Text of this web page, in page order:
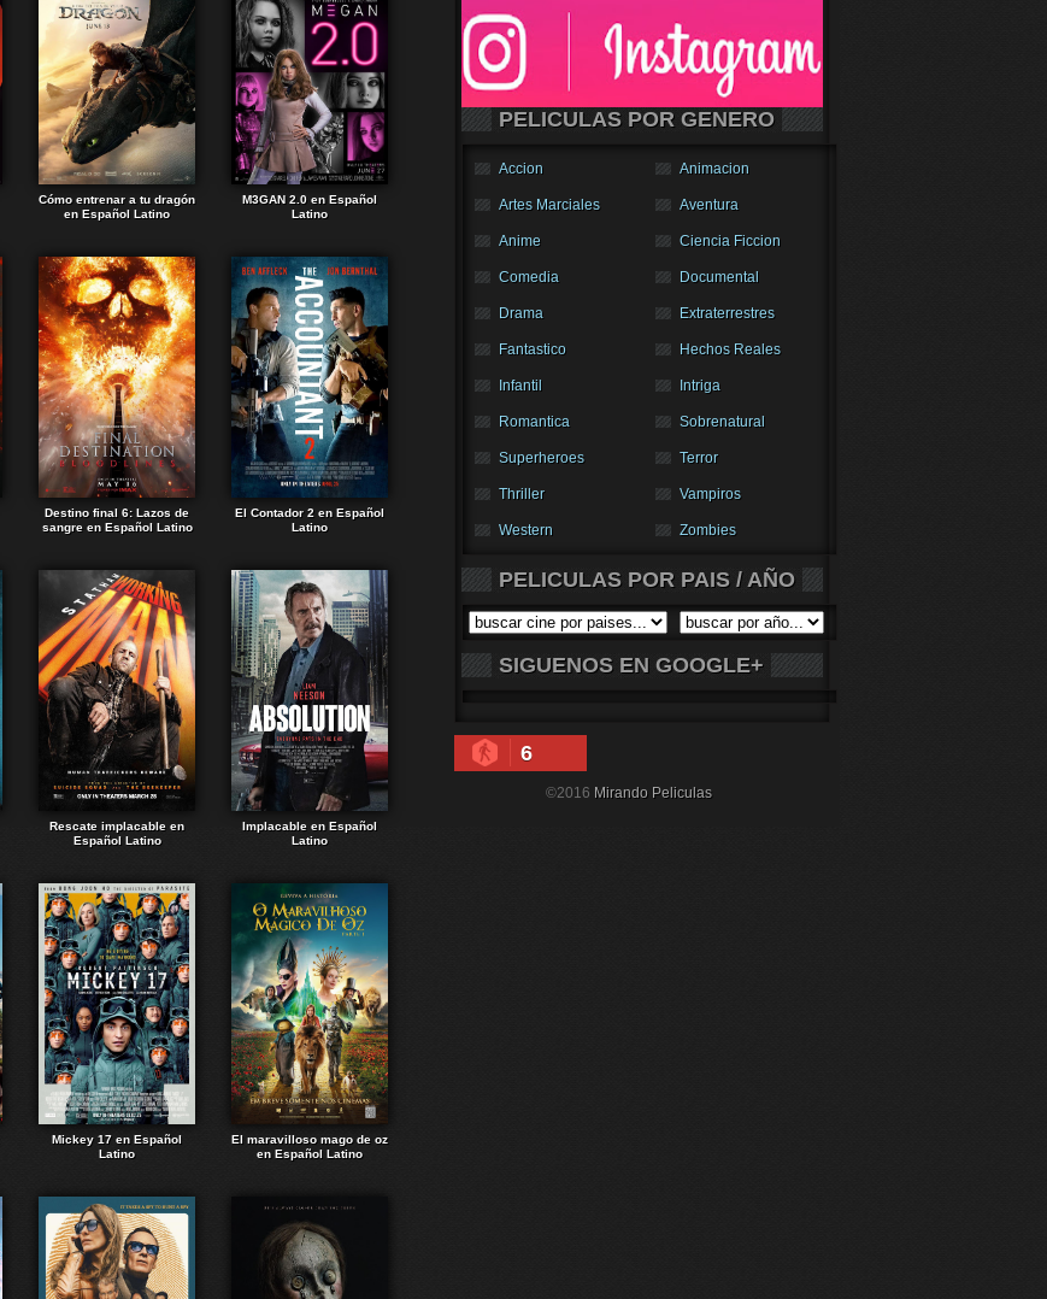
Cómo entrenar a tu dragón
en Español Latino
M3GAN 2.0 en Español
Latino
Destino final 6: Lazos de
sangre en Español Latino
El Contador 2 en Español
Latino
Rescate implacable en
Español Latino
Implacable en Español
Latino
Mickey 17 en Español
Latino
El maravilloso mago de oz
en Español Latino
PELICULAS POR GENERO
Accion Animacion
Artes Marciales Aventura
Anime Ciencia Ficcion
Comedia Documental
Drama Extraterrestres
Fantastico Hechos Reales
Infantil Intriga
Romantica Sobrenatural
Superheroes Terror
Thriller Vampiros
Western Zombies
PELICULAS POR PAIS / AÑO
SIGUENOS EN GOOGLE+
6
©2016 Mirando Peliculas